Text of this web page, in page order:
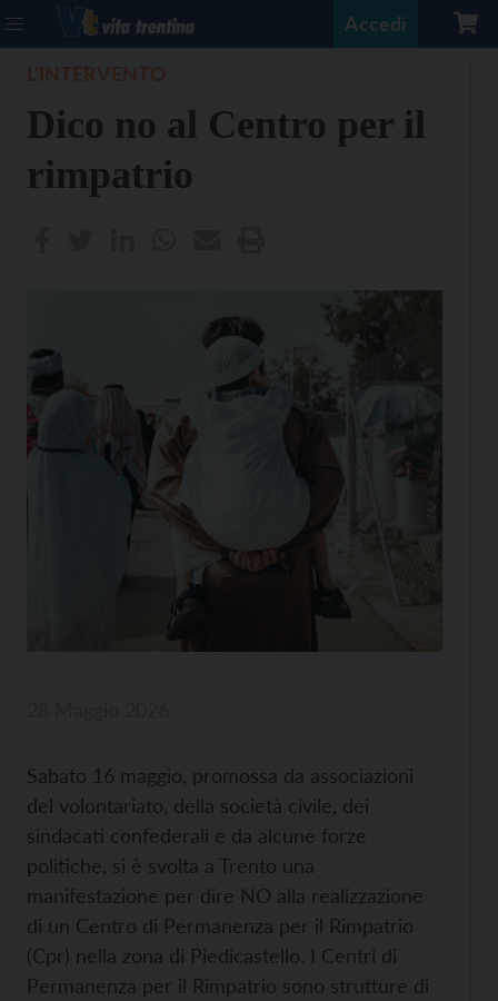
Accedi
Dico no al Centro per il
rimpatrio
Sabato 16 maggio, promossa da associazioni
del volontariato, della società civile, dei
sindacati confederali e da alcune forze
politiche, si è svolta a Trento una
manifestazione per dire NO alla realizzazione
di un Centro di Permanenza per il Rimpatrio
(Cpr) nella zona di Piedicastello. I Centri di
Permanenza per il Rimpatrio sono strutture di